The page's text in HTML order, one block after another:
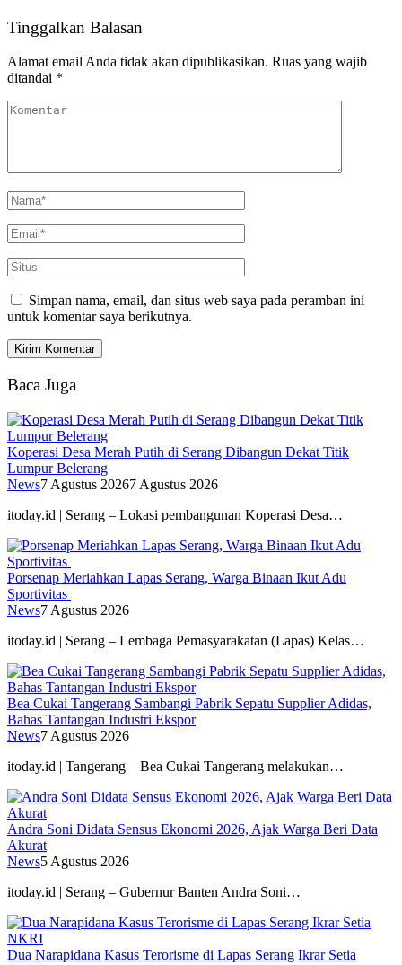
Tinggalkan Balasan
Alamat email Anda tidak akan dipublikasikan. Ruas yang wajib
ditandai *
Simpan nama, email, dan situs web saya pada peramban ini
untuk komentar saya berikutnya.
Baca Juga
Koperasi Desa Merah Putih di Serang Dibangun Dekat Titik
Lumpur Belerang
News7 Agustus 20267 Agustus 2026
itoday.id | Serang – Lokasi pembangunan Koperasi Desa…
Porsenap Meriahkan Lapas Serang, Warga Binaan Ikut Adu
Sportivitas
News7 Agustus 2026
itoday.id | Serang – Lembaga Pemasyarakatan (Lapas) Kelas…
Bea Cukai Tangerang Sambangi Pabrik Sepatu Supplier Adidas,
Bahas Tantangan Industri Ekspor
News7 Agustus 2026
itoday.id | Tangerang – Bea Cukai Tangerang melakukan…
Andra Soni Didata Sensus Ekonomi 2026, Ajak Warga Beri Data
Akurat
News5 Agustus 2026
itoday.id | Serang – Gubernur Banten Andra Soni…
Dua Narapidana Kasus Terorisme di Lapas Serang Ikrar Setia